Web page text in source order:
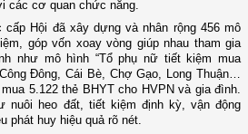
các cơ quan chức năng.
Hội đã xây dựng và nhân rộng 456 mô
góp vốn xoay vòng giúp nhau tham gia
như mô hình “Tổ phụ nữ tiết kiệm mua
Đông, Cái Bè, Chợ Gạo, Long Thuận…
5.122 thẻ BHYT cho HVPN và gia đình.
nuôi heo đất, tiết kiệm định kỳ, vận động
phát huy hiệu quả rõ nét.